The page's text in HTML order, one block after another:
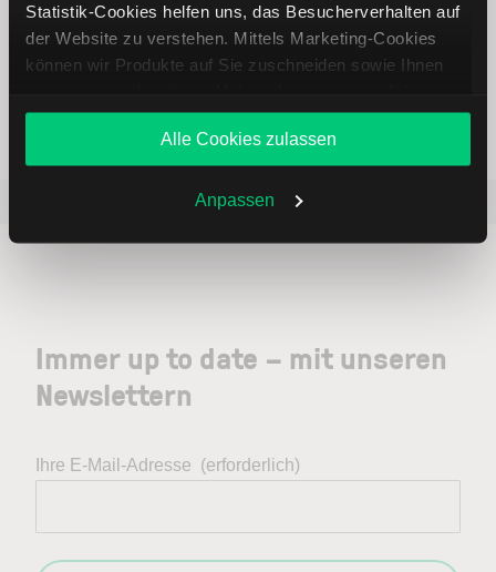
Statistik-Cookies helfen uns, das Besucherverhalten auf
der Website zu verstehen. Mittels Marketing-Cookies
können wir Produkte auf Sie zuschneiden sowie Ihnen
Angebote unterbreiten. Sie entscheiden, welche Cookies
Sie zulassen oder ablehnen. Ihre Entscheidung können
Sie jederzeit in denCookie-Einstellungenändern.
Weitere Infos auch in unsererDatenschutzerklärung
Alle Cookies zulassen
Anpassen
Weltweites Handeln
ETR:PLUN
Immer up to date – mit unseren
Newslettern
Ihre E-Mail-Adresse (erforderlich)